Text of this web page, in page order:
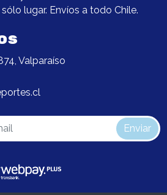
lugar. Envíos a todo Chile.
Valparaíso
Enviar